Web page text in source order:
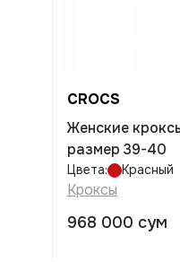
CROCS
Женские кроксы CROCS Crocband
размер 39-40
Цвета: Красный
Кроксы
968 000 сум